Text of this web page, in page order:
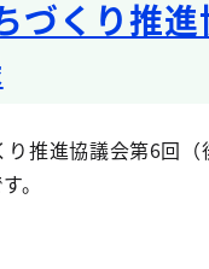
づくり推
り推進協議会第6回
。